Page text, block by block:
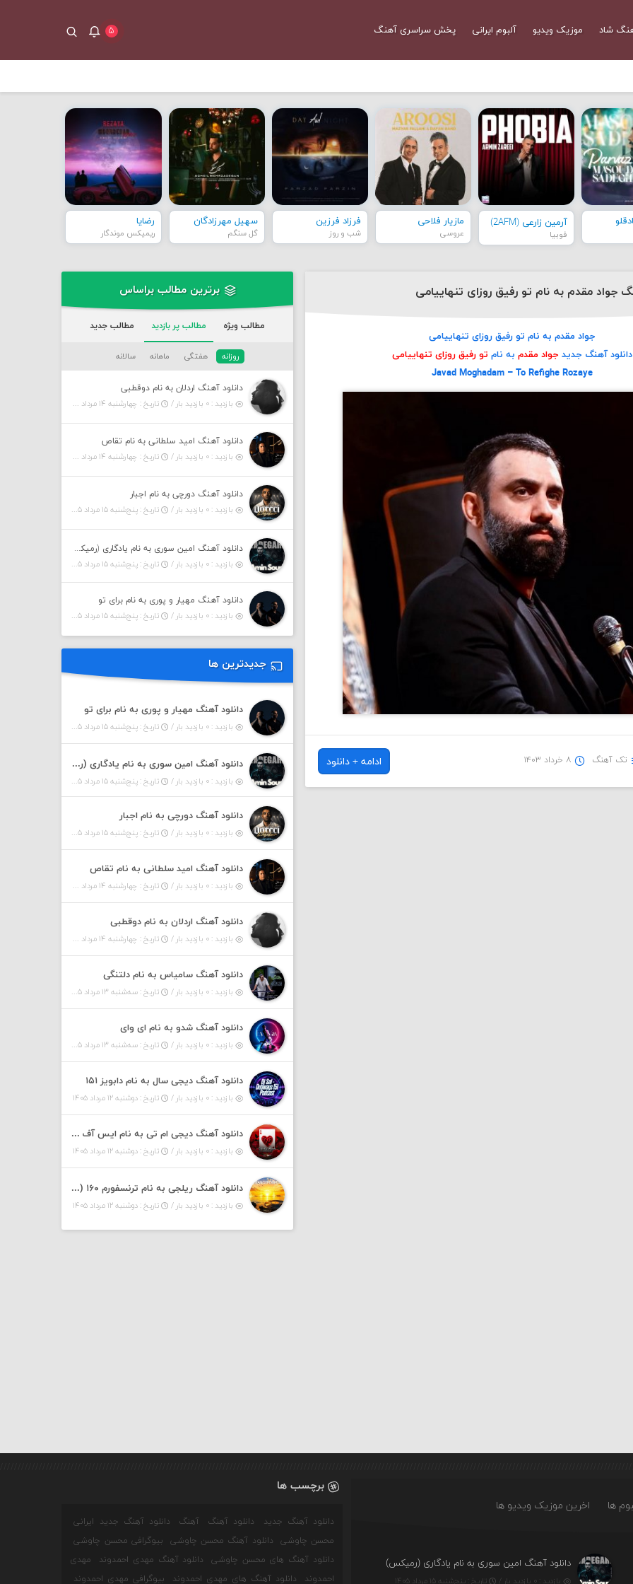
شاد موزیک ویدیو آلبوم ایرانی پخش سراسری آهنگ ۵
آرمین زارعی (2AFM)
فوبیا
مازیار فلاحی
عروسی
فرزاد فرزین
شب و روز
سهیل مهرزادگان
گل سنگم
رضایا
ریمیکس موندگار
جواد مقدم به نام تو رفیق روزای تنهاییامی
جواد مقدم به نام تو رفیق روزای تنهاییامی
دانلود آهنگ جدید جواد مقدم به نام تو رفیق روزای تنهاییامی
Javad Moghadam – To Refighe Rozaye
تک آهنگ ۸ خرداد ۱۴۰۳ ادامه + دانلود
برترین مطالب براساس
مطالب ویژه مطالب پر بازدید مطالب جدید
روزانه هفتگی ماهانه سالانه
دانلود آهنگ اردلان به نام دوقطبی
بازدید : ۰ بازدید بار /
تاریخ : چهارشنبه ۱۴ مرداد ۱۴۰۵
دانلود آهنگ امید سلطانی به نام تقاص
بازدید : ۰ بازدید بار /
تاریخ : چهارشنبه ۱۴ مرداد ۱۴۰۵
دانلود آهنگ دورچی به نام اجبار
بازدید : ۰ بازدید بار /
تاریخ : پنج‌شنبه ۱۵ مرداد ۱۴۰۵
دانلود آهنگ امین سوری به نام یادگاری (رمیکس)
بازدید : ۰ بازدید بار /
تاریخ : پنج‌شنبه ۱۵ مرداد ۱۴۰۵
دانلود آهنگ مهیار و پوری به نام برای تو
بازدید : ۰ بازدید بار /
تاریخ : پنج‌شنبه ۱۵ مرداد ۱۴۰۵
جدیدترین ها
دانلود آهنگ مهیار و پوری به نام برای تو
بازدید : ۰ بازدید بار / تاریخ : پنج‌شنبه ۱۵ مرداد ۱۴۰۵
دانلود آهنگ امین سوری به نام یادگاری (رمیکس)
بازدید : ۰ بازدید بار / تاریخ : پنج‌شنبه ۱۵ مرداد ۱۴۰۵
دانلود آهنگ دورچی به نام اجبار
بازدید : ۰ بازدید بار / تاریخ : پنج‌شنبه ۱۵ مرداد ۱۴۰۵
دانلود آهنگ امید سلطانی به نام تقاص
بازدید : ۰ بازدید بار / تاریخ : چهارشنبه ۱۴ مرداد ۱۴۰۵
دانلود آهنگ اردلان به نام دوقطبی
بازدید : ۰ بازدید بار / تاریخ : چهارشنبه ۱۴ مرداد ۱۴۰۵
دانلود آهنگ سامیاس به نام دلتنگی
بازدید : ۰ بازدید بار / تاریخ : سه‌شنبه ۱۳ مرداد ۱۴۰۵
دانلود آهنگ شدو به نام ای وای
بازدید : ۰ بازدید بار / تاریخ : سه‌شنبه ۱۳ مرداد ۱۴۰۵
دانلود آهنگ دیجی سال به نام دابویز ۱۵۱
بازدید : ۰ بازدید بار / تاریخ : دوشنبه ۱۲ مرداد ۱۴۰۵
دانلود آهنگ دیجی ام تی به نام ایس آف هرست ۱
بازدید : ۰ بازدید بار / تاریخ : دوشنبه ۱۲ مرداد ۱۴۰۵
دانلود آهنگ ریلجی به نام ترنسفورم ۱۶۰ (پادکست)
بازدید : ۰ بازدید بار / تاریخ : دوشنبه ۱۲ مرداد ۱۴۰۵
ها اخرین موزیک ویدیو ها
دانلود آهنگ امین سوری به نام یادگاری (رمیکس)
بازدید : ۰ بازدید بار / تاریخ : پنج‌شنبه ۱۵ مرداد ۱۴۰۵
برچسب ها
دانلود آهنگ جدید دانلود آهنگ آهنگ
دانلود آهنگ جدید ایرانی
محسن چاوشی
دانلود آهنگ محسن چاوشی
بیوگرافی محسن چاوشی
دانلود آهنگ های محسن چاوشی
دانلود آهنگ مهدی احمدوند
مهدی
احمدوند
دانلود آهنگ های مهدی احمدوند بیوگرافی مهدی احمدوند